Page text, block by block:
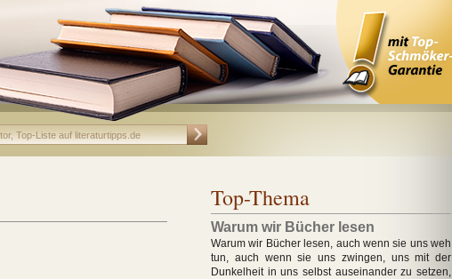
Top-Thema
Warum wir Bücher lesen
Warum wir Bücher lesen, auch wenn sie uns weh
tun, auch wenn sie uns zwingen, uns mit der
Dunkelheit in uns selbst auseinander zu setzen,